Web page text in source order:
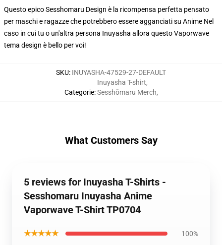
Questo epico Sesshomaru Design è la ricompensa perfetta pensato
per maschi e ragazze che potrebbero essere agganciati su Anime Nel
caso in cui tu o un'altra persona Inuyasha allora questo Vaporwave
tema design è bello per voi!
SKU: INUYASHA-47529-27-DEFAULT
Categorie:
Inuyasha T-shirt,
Sesshōmaru Merch,
What Customers Say
5 reviews for Inuyasha T-Shirts -
Sesshomaru Inuyasha Anime
Vaporwave T-Shirt TP0704
★★★★★ 100%